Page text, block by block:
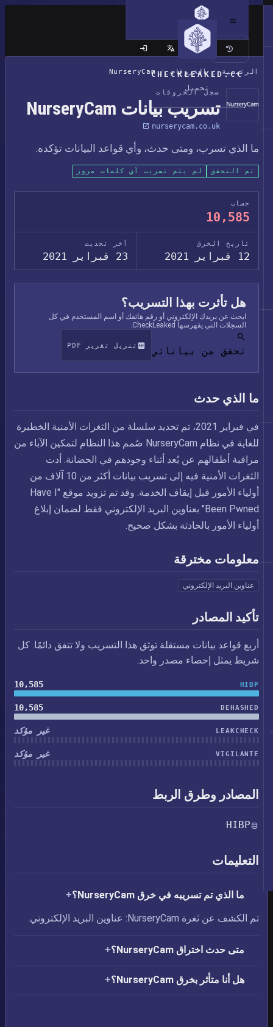
CHECKLEAKED.CC
تحميل
الموقع الكلاسيكي
الرئيسية / الخروقات /
NurseryCam
سجل الخروقات
تسريب بيانات NurseryCam
nurserycam.co.uk
ما الذي تسرب، ومتى حدث، وأي قواعد البيانات تؤكده.
تم التحقق لم يتم تسريب أي كلمات مرور
حساب
10,585
تاريخ الخرق
12 فبراير 2021
آخر تحديث
23 فبراير 2021
هل تأثرت بهذا التسريب؟
ابحث عن بريدك الإلكتروني أو رقم هاتفك أو اسم المستخدم في كل
السجلات التي يفهرسها CheckLeaked.
تحقق من بياناتي تنزيل تقرير PDF
ما الذي حدث
في فبراير 2021، تم تحديد سلسلة من الثغرات الأمنية الخطيرة
للغاية في نظام NurseryCam صُمم هذا النظام لتمكين الآباء من
مراقبة أطفالهم عن بُعد أثناء وجودهم في الحضانة. أدت
الثغرات الأمنية فيه إلى تسريب بيانات أكثر من 10 آلاف من
أولياء الأمور قبل إيقاف الخدمة. وقد تم تزويد موقع "Have I
Been Pwned" بعناوين البريد الإلكتروني فقط لضمان إبلاغ
أولياء الأمور بالحادثة بشكل صحيح.
معلومات مخترقة
عناوين البريد الإلكتروني
تأكيد المصادر
أربع قواعد بيانات مستقلة توثق هذا التسريب ولا تتفق دائمًا. كل
شريط يمثل إحصاء مصدر واحد.
HIBP
10,585
DEHASHED
10,585
LEAKCHECK غير مؤكد
VIGILANTE غير مؤكد
المصادر وطرق الربط
HIBP
التعليمات
ما الذي تم تسريبه في خرق NurseryCam؟
تم الكشف عن ثغرة NurseryCam: عناوين البريد الإلكتروني.
متى حدث اختراق NurseryCam؟
هل أنا متأثر بخرق NurseryCam؟